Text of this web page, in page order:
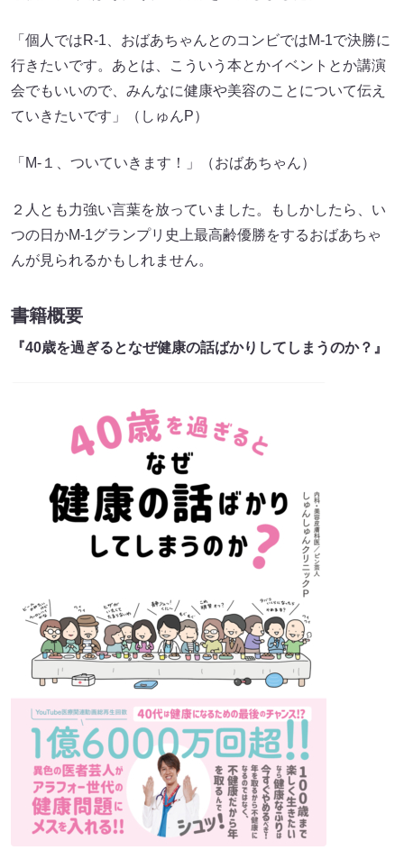
「個人ではR-1、おばあちゃんとのコンビではM-1で決勝に
行きたいです。あとは、こういう本とかイベントとか講演
会でもいいので、みんなに健康や美容のことについて伝え
ていきたいです」（しゅんP）
「M-１、ついていきます！」（おばあちゃん）
２人とも力強い言葉を放っていました。もしかしたら、い
つの日かM-1グランプリ史上最高齢優勝をするおばあちゃ
んが見られるかもしれません。
書籍概要
『40歳を過ぎるとなぜ健康の話ばかりしてしまうのか？』